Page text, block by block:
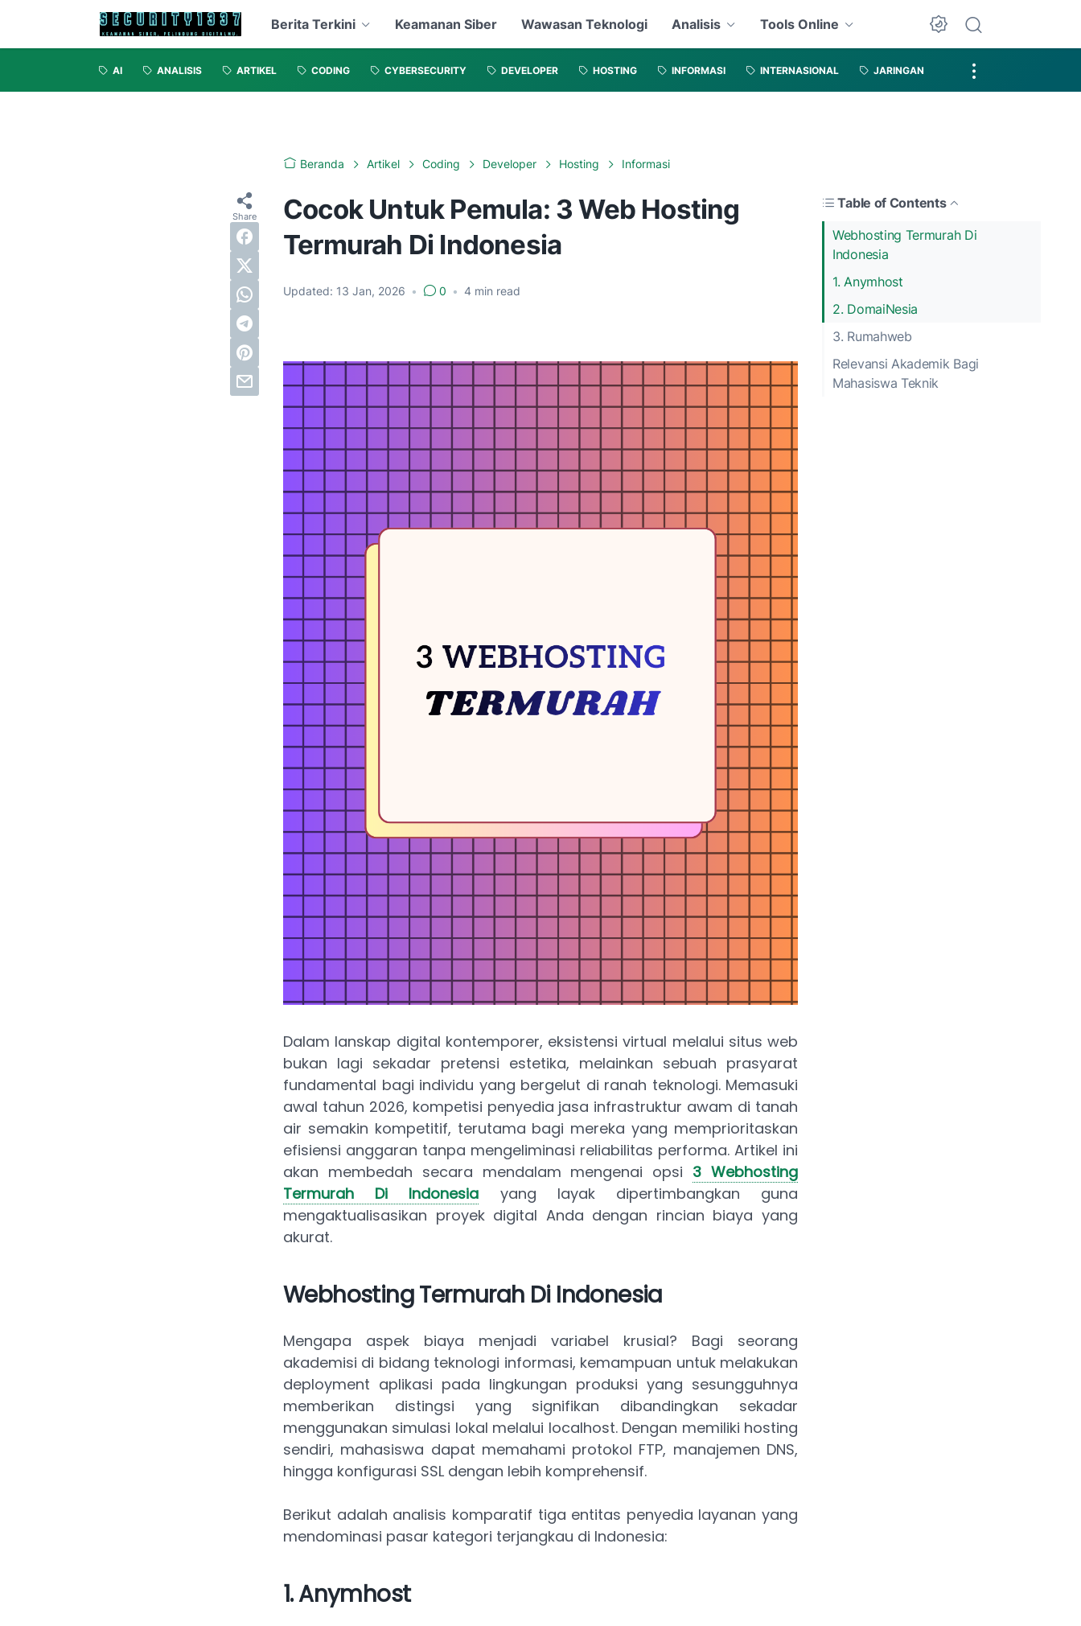
Berita Terkini Keamanan Siber Wawasan Teknologi Analisis Tools Online
AI ANALISIS ARTIKEL CODING CYBERSECURITY DEVELOPER HOSTING INFORMASI INTERNASIONAL JARINGAN
Beranda Artikel Coding Developer Hosting Informasi
Cocok Untuk Pemula: 3 Web Hosting
Termurah Di Indonesia
Updated: 13 Jan, 2026 • 0 • 4 min read
Table of Contents
Webhosting Termurah Di
Indonesia
1. Anymhost
2. DomaiNesia
3. Rumahweb
Relevansi Akademik Bagi
Mahasiswa Teknik
Dalam lanskap digital kontemporer, eksistensi virtual melalui situs web
bukan lagi sekadar pretensi estetika, melainkan sebuah prasyarat
fundamental bagi individu yang bergelut di ranah teknologi. Memasuki
awal tahun 2026, kompetisi penyedia jasa infrastruktur awam di tanah
air semakin kompetitif, terutama bagi mereka yang memprioritaskan
efisiensi anggaran tanpa mengeliminasi reliabilitas performa. Artikel ini
akan membedah secara mendalam mengenai opsi 3 Webhosting
Termurah Di Indonesia yang layak dipertimbangkan guna
mengaktualisasikan proyek digital Anda dengan rincian biaya yang
akurat.
Webhosting Termurah Di Indonesia
Mengapa aspek biaya menjadi variabel krusial? Bagi seorang
akademisi di bidang teknologi informasi, kemampuan untuk melakukan
deployment aplikasi pada lingkungan produksi yang sesungguhnya
memberikan distingsi yang signifikan dibandingkan sekadar
menggunakan simulasi lokal melalui localhost. Dengan memiliki hosting
sendiri, mahasiswa dapat memahami protokol FTP, manajemen DNS,
hingga konfigurasi SSL dengan lebih komprehensif.
Berikut adalah analisis komparatif tiga entitas penyedia layanan yang
mendominasi pasar kategori terjangkau di Indonesia:
1. Anymhost